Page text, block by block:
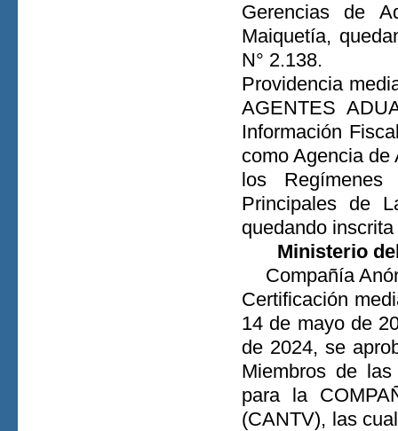
Gerencias de
Maiquetía,
N° 2.138.
Providencia
AGENTES
Información
como Agencia
los
Principales de
quedando
Ministerio
Compañía
Certificación
14 de mayo de
de 2024, se
Miembros de
para la
(CANTV), las